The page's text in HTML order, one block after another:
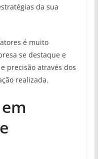
da sua
é muito
se destaque e
precisão através dos
realizada.